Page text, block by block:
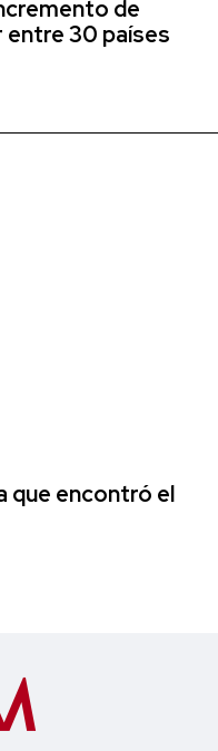
de
entre 30 países
que encontró el